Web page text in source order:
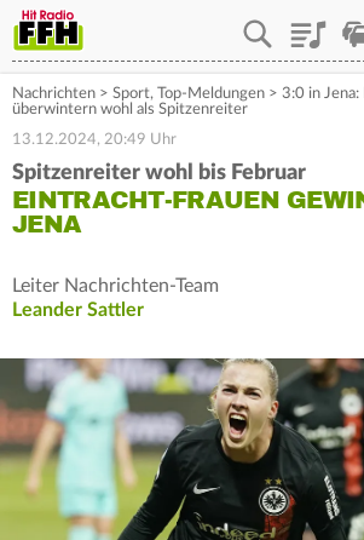
Playlist
Nachrichten > Sport, Top-Meldungen > 3:0 in
überwintern wohl als Spitzenreiter
13.12.2024, 20:49 Uhr
Spitzenreiter wohl bis Februar
EINTRACHT-FRAUEN
JENA
Leiter Nachrichten-Team
Leander Sattler